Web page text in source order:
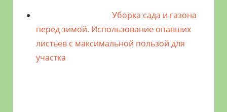
Уборка сада и газона
перед зимой. Использование опавших
листьев с максимальной пользой для
участка